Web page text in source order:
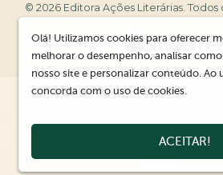
© 2026 Editora Ações Literárias. Todos
Olá! Utilizamos cookies para oferecer
melhorar o desempenho, analisar
nosso site e personalizar conteúdo. Ao
concorda com o uso de cookies.
ACEITAR!